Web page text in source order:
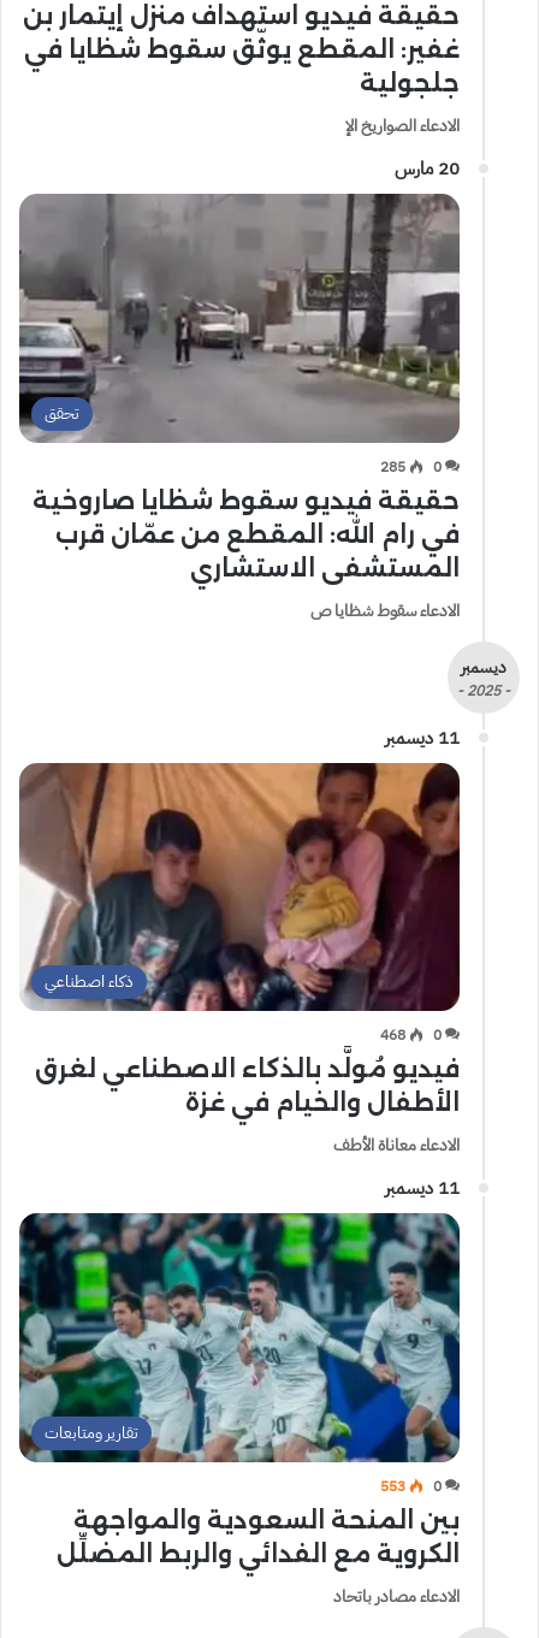
حقيقة فيديو استهداف منزل إيتمار بن
غفير: المقطع يوثّق سقوط شظايا في
جلجولية
الادعاء الصواريخ الإ
20 مارس
تحقق
0
285
حقيقة فيديو سقوط شظايا صاروخية
في رام الله: المقطع من عمّان قرب
المستشفى الاستشاري
الادعاء سقوط شظايا ص
ديسمبر
- 2025 -
11 ديسمبر
ذكاء اصطناعي
0
468
فيديو مُولَّد بالذكاء الاصطناعي لغرق
الأطفال والخيام في غزة
الادعاء معاناة الأطف
11 ديسمبر
تقارير ومتابعات
0
553
بين المنحة السعودية والمواجهة
الكروية مع الفدائي والربط المضلِّل
الادعاء مصادر باتحاد